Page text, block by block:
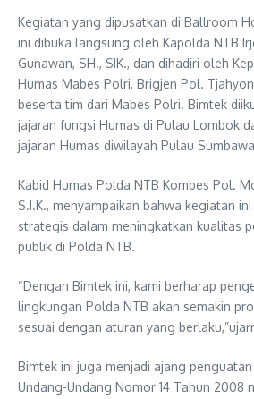
Kegiatan yang dipusatkan di Ballroom
ini dibuka langsung oleh Kapolda NTB
Gunawan, SH., SIK., dan dihadiri oleh
Humas Mabes Polri, Brigjen Pol.
beserta tim dari Mabes Polri. Bimtek
jajaran fungsi Humas di Pulau Lombok
jajaran Humas diwilayah Pulau
Kabid Humas Polda NTB Kombes Pol.
S.I.K., menyampaikan bahwa kegiatan
strategis dalam meningkatkan kualitas
publik di Polda NTB.
“Dengan Bimtek ini, kami berharap
lingkungan Polda NTB akan semakin
sesuai dengan aturan yang
Bimtek ini juga menjadi ajang
Undang-Undang Nomor 14 Tahun 2008